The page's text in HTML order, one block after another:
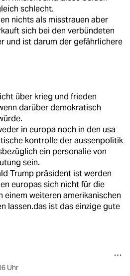
schlecht.
nichts als misstrauen aber
sich bei den verbündeten
und ist darum der gefährlichere
über krieg und frieden
darüber demokratisch
in europa noch in den usa
kontrolle der aussenpolitik
ein personalie von
sein.
Trump präsident ist werden
europas sich nicht für die
einem weiteren amerikanischen
lassen.das ist das einzige gute
Uhr